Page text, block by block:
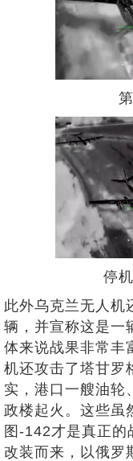
停
此外乌克兰无人机
辆，并宣称这是一
体来说战果非常丰
机还攻击了塔甘罗
实，港口一艘油轮
政楼起火。这些虽
图-142才是真正
改装而来，以俄罗